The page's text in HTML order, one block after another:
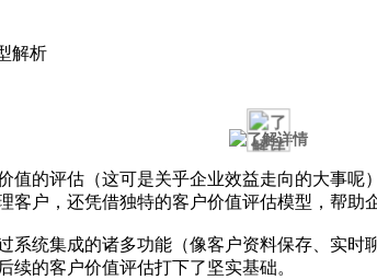
解析
的评估（这可是关乎企业效益走向的大事
户，还凭借独特的客户价值评估模型，帮助
统集成的诸多功能（像客户资料保存、实
的客户价值评估打下了坚实基础。